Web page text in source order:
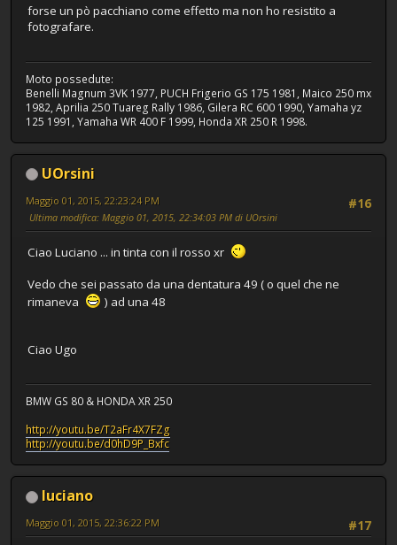
forse un pò pacchiano come effetto ma non ho resistito a
fotografare.
Moto possedute:
Benelli Magnum 3VK 1977, PUCH Frigerio GS 175 1981, Maico 250 mx
1982, Aprilia 250 Tuareg Rally 1986, Gilera RC 600 1990, Yamaha yz
125 1991, Yamaha WR 400 F 1999, Honda XR 250 R 1998.
UOrsini
#16
Maggio 01, 2015, 22:23:24 PM
Ultima modifica: Maggio 01, 2015, 22:34:03 PM di UOrsini
Ciao Luciano ... in tinta con il rosso xr
Vedo che sei passato da una dentatura 49 ( o quel che ne
rimaneva
) ad una 48
Ciao Ugo
BMW GS 80 & HONDA XR 250
http://youtu.be/T2aFr4X7FZg
http://youtu.be/d0hD9P_Bxfc
luciano
#17
Maggio 01, 2015, 22:36:22 PM